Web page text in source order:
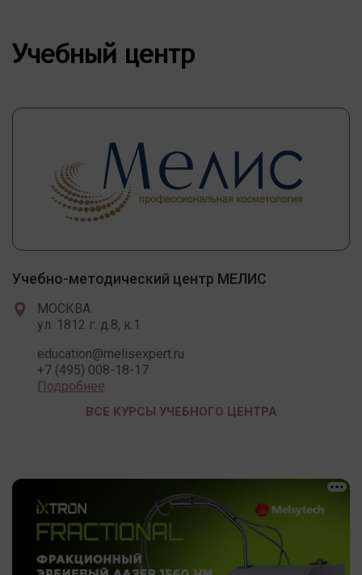
Учебный центр
Учебно-методический центр МЕЛИС
МОСКВА
ул. 1812 г. д.8, к.1
education@melisexpert.ru
+7 (495) 008-18-17
Подробнее
ВСЕ КУРСЫ УЧЕБНОГО ЦЕНТРА